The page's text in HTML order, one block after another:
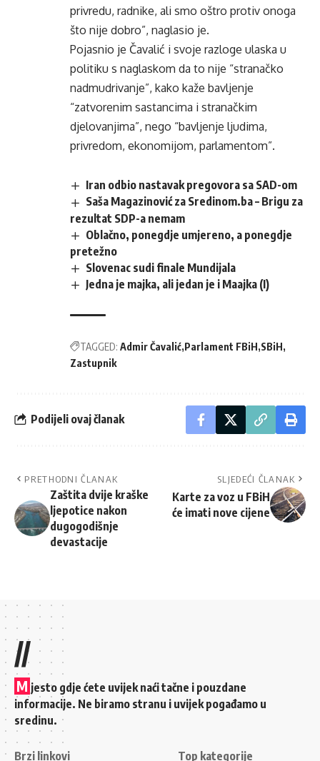
privredu, radnike, ali smo oštro protiv onoga
što nije dobro”, naglasio je.
Pojasnio je Čavalić i svoje razloge ulaska u
politiku s naglaskom da to nije “stranačko
nadmudrivanje”, kako kaže bavljenje
“zatvorenim sastancima i stranačkim
djelovanjima”, nego “bavljenje ljudima,
privredom, ekonomijom, parlamentom”.
Iran odbio nastavak pregovora sa SAD-om
Saša Magazinović za Sredinom.ba – Brigu za
rezultat SDP-a nemam
Oblačno, ponegdje umjereno, a ponegdje
pretežno
Slovenac sudi finale Mundijala
Jedna je majka, ali jedan je i Maajka (I)
TAGGED: Admir Čavalić Parlament FBiH SBiH
Zastupnik
Podijeli ovaj članak
PRETHODNI ČLANAK
Zaštita dvije kraške
ljepotice nakon
dugogodišnje
devastacije
SLJEDEĆI ČLANAK
Karte za voz u FBiH
će imati nove cijene
//
M jesto gdje ćete uvijek naći tačne i pouzdane
informacije. Ne biramo stranu i uvijek pogađamo u
sredinu.
Brzi linkovi Top kategorije